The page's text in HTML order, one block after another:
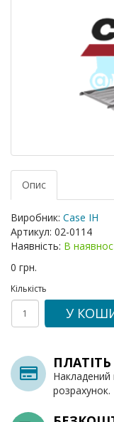
Опис
Виробник: Case IH
Артикул: 02-0114
Наявність: В
0 грн.
Кількість
У
Накладений
розрахунок.